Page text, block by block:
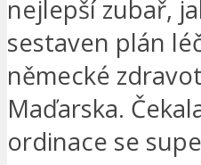
nejlepší zubař,
sestaven plán
německé
Maďarska.
ordinace se